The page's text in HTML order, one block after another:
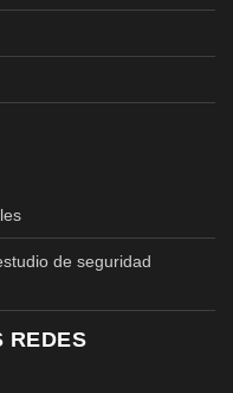
de seguridad
REDES